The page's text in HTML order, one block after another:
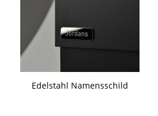
Edelstahl Namensschild